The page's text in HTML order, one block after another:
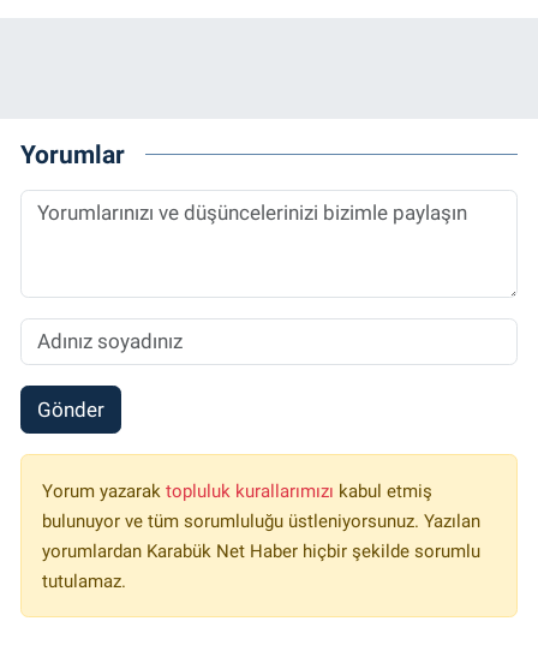
Yorumlar
Gönder
Yorum yazarak topluluk kurallarımızı kabul etmiş
bulunuyor ve tüm sorumluluğu üstleniyorsunuz. Yazılan
yorumlardan Karabük Net Haber hiçbir şekilde sorumlu
tutulamaz.